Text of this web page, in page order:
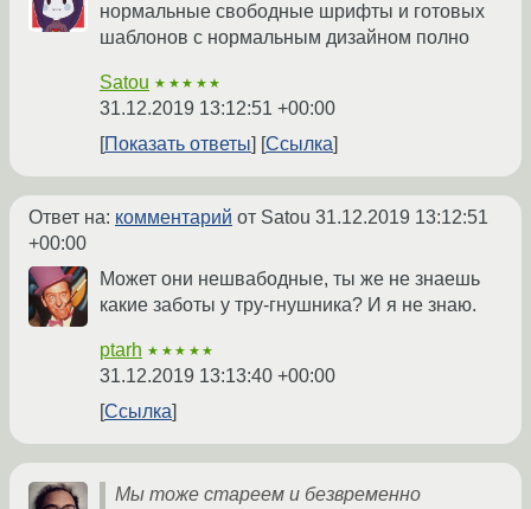
нормальные свободные шрифты и готовых
шаблонов с нормальным дизайном полно
Satou ★★★★★
31.12.2019 13:12:51 +00:00
Показать ответы
Ссылка
Ответ на: комментарий от Satou 31.12.2019 13:12:51
+00:00
Может они нешвабодные, ты же не знаешь
какие заботы у тру-гнушника? И я не знаю.
ptarh ★★★★★
31.12.2019 13:13:40 +00:00
Ссылка
Мы тоже стареем и безвременно